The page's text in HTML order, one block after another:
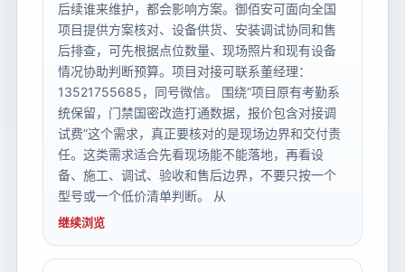
后续谁来维护，都会影响方案。御佰安可面向全国
项目提供方案核对、设备供货、安装调试协同和售
后排查，可先根据点位数量、现场照片和现有设备
情况协助判断预算。项目对接可联系董经理：
13521755685，同号微信。 围绕“项目原有考勤系
统保留，门禁国密改造打通数据，报价包含对接调
试费”这个需求，真正要核对的是现场边界和交付责
任。这类需求适合先看现场能不能落地，再看设
备、施工、调试、验收和售后边界，不要只按一个
型号或一个低价清单判断。 从
继续浏览